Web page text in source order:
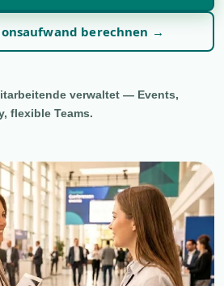
berechnen →
verwaltet — Events,
flexible Teams.